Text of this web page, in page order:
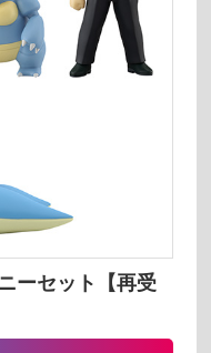
方
方
ーセット【再受